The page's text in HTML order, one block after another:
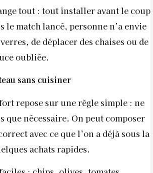
tout : tout installer avant le coup
le match lancé, personne n’a envie
de déplacer des chaises ou de
oubliée.
sans cuisiner
repose sur une règle simple : ne
que nécessaire. On peut composer
avec ce que l’on a déjà sous la
achats rapides.